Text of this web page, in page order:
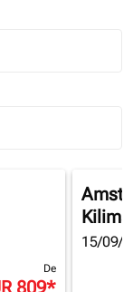
De
809*
15/09/